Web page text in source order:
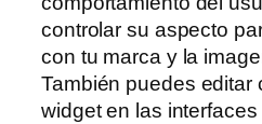
controlar su aspecto
con tu marca y la
También puedes editar
widget en las